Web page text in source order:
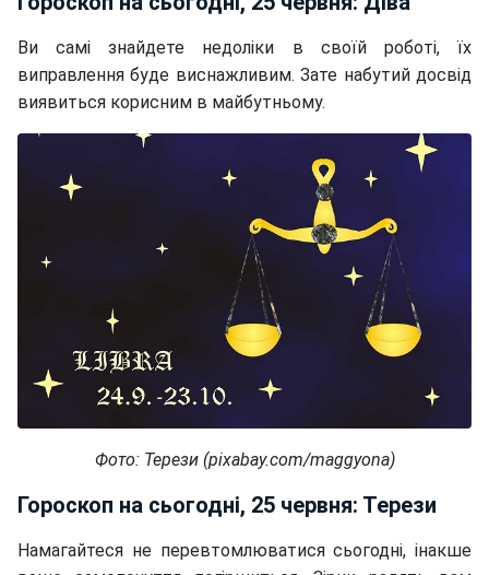
Ви самі знайдете недоліки в своїй роботі, їх
виправлення буде виснажливим. Зате набутий досвід
виявиться корисним в майбутньому.
Фото: Терези (pixabay.com/maggyona)
Гороскоп на сьогодні, 25 червня: Терези
Намагайтеся не перевтомлюватися сьогодні, інакше